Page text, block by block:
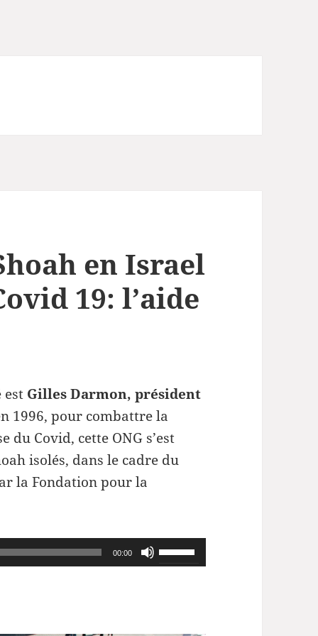
en Israel
19: l’aide
est Gilles Darmon, président
1996, pour combattre la
du Covid, cette ONG s’est
isolés, dans le cadre du
la Fondation pour la
00:00
Utilisez
les